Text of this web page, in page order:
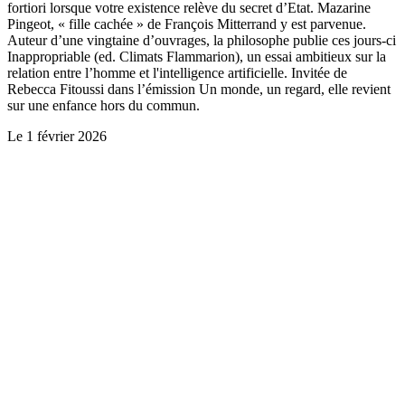
fortiori lorsque votre existence relève du secret d’Etat. Mazarine
Pingeot, « fille cachée » de François Mitterrand y est parvenue.
Auteur d’une vingtaine d’ouvrages, la philosophe publie ces jours-ci
Inappropriable (ed. Climats Flammarion), un essai ambitieux sur la
relation entre l’homme et l'intelligence artificielle. Invitée de
Rebecca Fitoussi dans l’émission Un monde, un regard, elle revient
sur une enfance hors du commun.
Le 1 février 2026